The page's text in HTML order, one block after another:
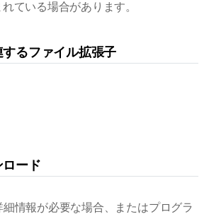
ている場合があります。
るファイル拡張子
ード
情報が必要な場合、またはプログラ